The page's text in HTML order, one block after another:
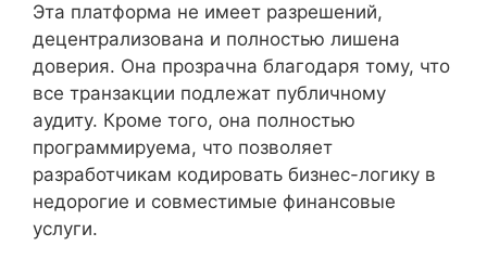
Эта платформа не имеет разрешений,
децентрализована и полностью лишена
доверия. Она прозрачна благодаря тому, что
все транзакции подлежат публичному
аудиту. Кроме того, она полностью
программируема, что позволяет
разработчикам кодировать бизнес-логику в
недорогие и совместимые финансовые
услуги.